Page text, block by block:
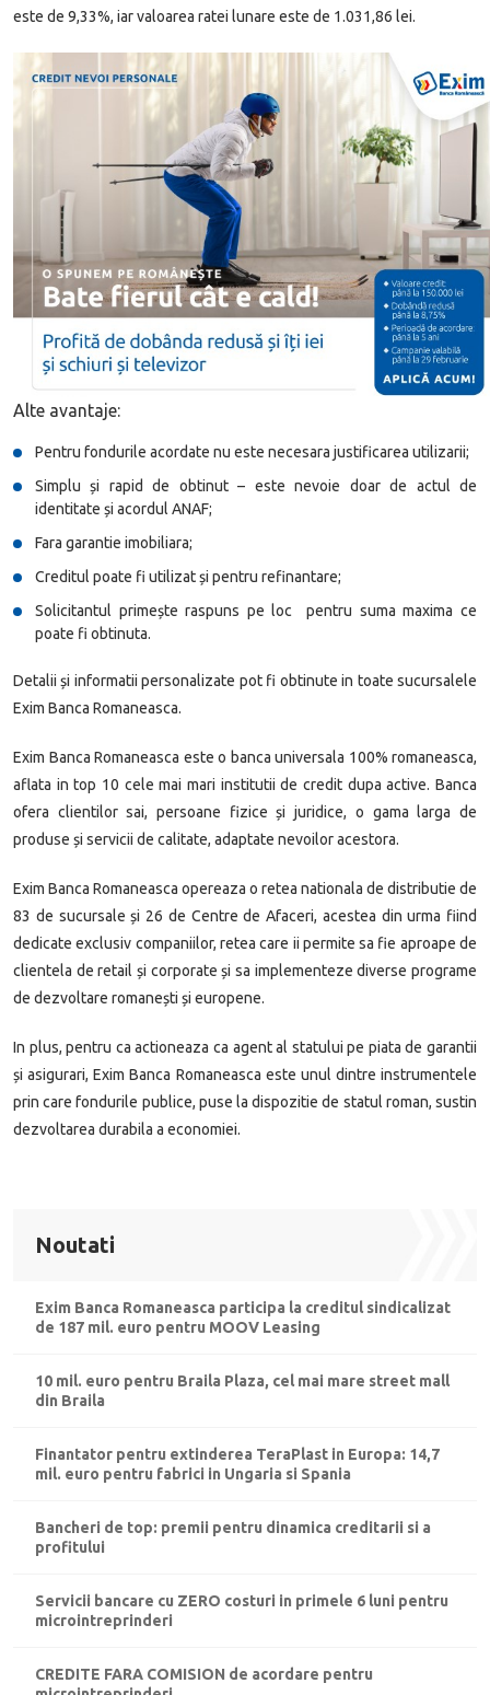
Noutati
Exim Banca Romaneasca participa la creditul sindicalizat
de 187 mil. euro pentru MOOV Leasing
10 mil. euro pentru Braila Plaza, cel mai mare street mall
din Braila
Finantator pentru extinderea TeraPlast in Europa: 14,7
mil. euro pentru fabrici in Ungaria si Spania
Bancheri de top: premii pentru dinamica creditarii si a
profitului
Servicii bancare cu ZERO costuri in primele 6 luni pentru
microintreprinderi
CREDITE FARA COMISION de acordare pentru
este de 9,33%, iar valoarea ratei lunare este de 1.031,86 lei.
Alte avantaje:
Pentru fondurile acordate nu este necesara justificarea utilizarii;
Simplu și rapid de obtinut – este nevoie doar de actul de
identitate și acordul ANAF;
Fara garantie imobiliara;
Creditul poate fi utilizat și pentru refinantare;
Solicitantul primește raspuns pe loc pentru suma maxima ce
poate fi obtinuta.
Detalii și informatii personalizate pot fi obtinute in toate sucursalele
Exim Banca Romaneasca.
Exim Banca Romaneasca este o banca universala 100% romaneasca,
aflata in top 10 cele mai mari institutii de cre­dit dupa active. Banca
ofera clientilor sai, persoane fizice și juridice, o gama larga de
produse și servicii de calitate, adaptate nevoilor acestora.
Exim Banca Romaneasca opereaza o retea nationala de distributie de
83 de sucursale și 26 de Centre de Afaceri, acestea din urma fiind
dedicate exclusiv companiilor, retea care ii permite sa fie aproape de
clientela de retail și corporate și sa implementeze diverse programe
de dezvoltare romanești și europene.
In plus, pentru ca actioneaza ca agent al statului pe piata de garantii
și asigurari, Exim Banca Romaneasca este unul dintre instrumentele
prin care fondurile publice, puse la dispozitie de statul roman, sustin
dezvoltarea durabila a economiei.